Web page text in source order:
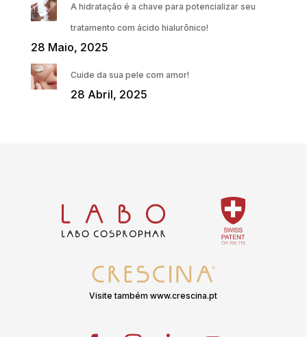
A hidratação é a chave para potencializar seu
tratamento com ácido hialurônico!
28 Maio, 2025
Cuide da sua pele com amor!
28 Abril, 2025
Visite também www.crescina.pt